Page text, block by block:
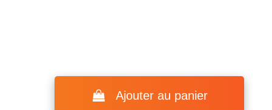
Ajouter au panier